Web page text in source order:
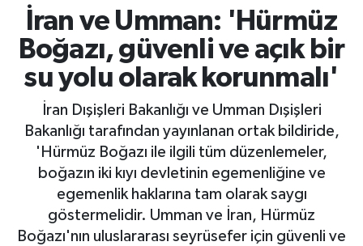
İran ve Umman: 'Hürmüz
Boğazı, güvenli ve açık bir
su yolu olarak korunmalı'
İran Dışişleri Bakanlığı ve Umman Dışişleri
Bakanlığı tarafından yayınlanan ortak bildiride,
'Hürmüz Boğazı ile ilgili tüm düzenlemeler,
boğazın iki kıyı devletinin egemenliğine ve
egemenlik haklarına tam olarak saygı
göstermelidir. Umman ve İran, Hürmüz
Boğazı'nın uluslararası seyrüsefer için güvenli ve
Borsa Haberleri
İş Dünyası
Lojistik
Otovitrin
Asayiş
Magazin
Süper Lig Puan Durumu ve Fikstür
Tüm Manşetler
Son Dakika Haberleri
Haber Arşivi